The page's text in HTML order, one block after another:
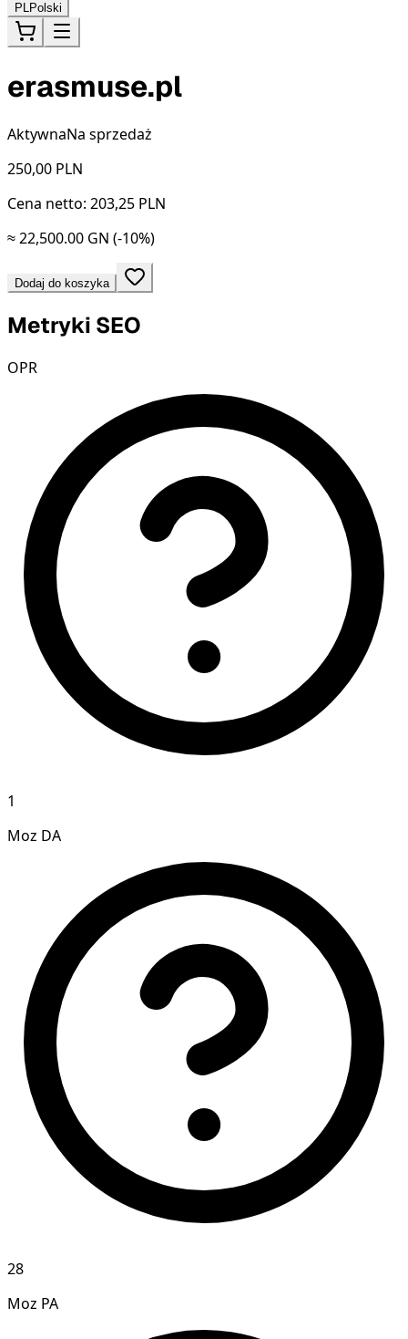
PLPolski
erasmuse.pl
AktywnaNa sprzedaż
250,00 PLN
Cena netto: 203,25 PLN
≈ 22,500.00 GN (-10%)
Dodaj do koszyka
Metryki SEO
OPR
1
Moz DA
28
Moz PA